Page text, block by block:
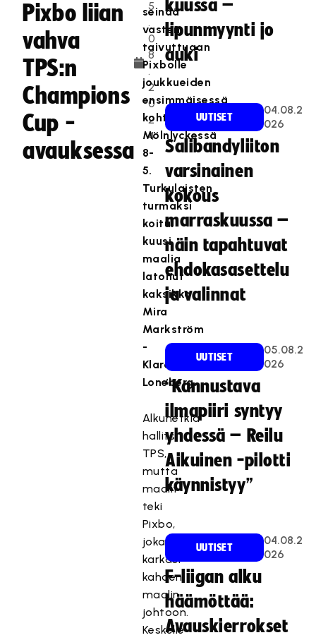
Pixbo liian
vahva
TPS:n
Champions
Cup -
avauksessa
5
.
0
8
.
2
0
2
4
seinää
vasten
taivuttuaan
Pixbolle
joukkueiden
ensimmäisessä
kohtaamisessa
Mölnlyckessä
8-
5.
Turkulaisten
turmaksi
koitui
kuusi
maalia
latonut
kaksikko
Mira
Markström
-
Klara
Loneberg.
Alkuhetkiä
hallitsi
TPS,
mutta
maalit
teki
Pixbo,
joka
karkasi
kahden
maalin
johtoon.
Keskelle
kuussa –
lipunmyynti jo
auki
UUTISET
04.08.2
026
Salibandyliiton
varsinainen
kokous
marraskuussa –
näin tapahtuvat
ehdokasasettelu
ja valinnat
UUTISET
05.08.2
026
“Kannustava
ilmapiiri syntyy
yhdessä – Reilu
Aikuinen -pilotti
käynnistyy”
UUTISET
04.08.2
026
F-liigan alku
häämöttää:
Avauskierrokset